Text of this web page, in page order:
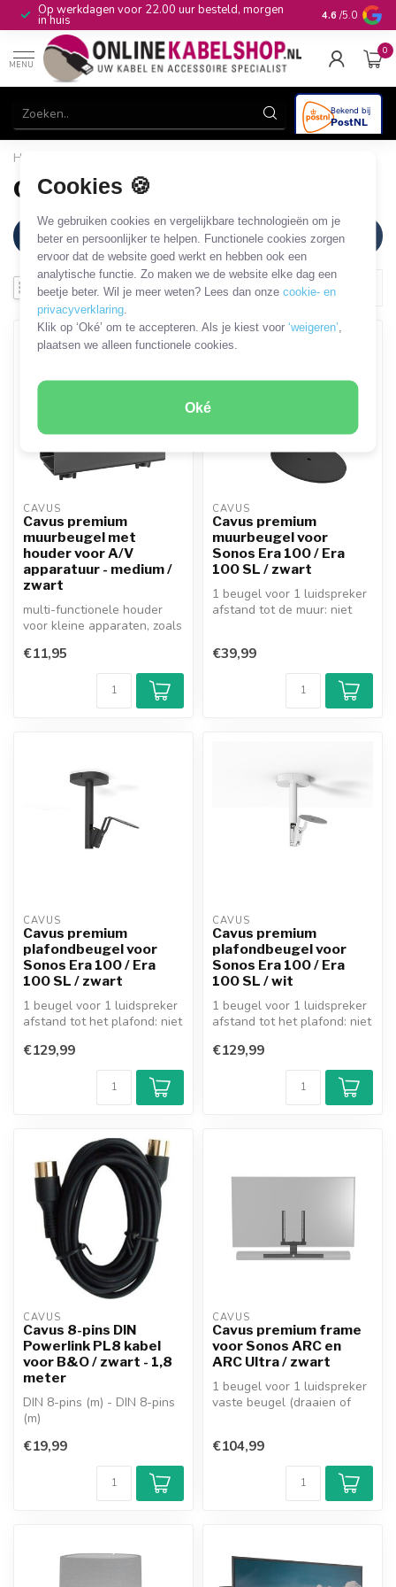
Cookies 🍪
We gebruiken cookies en vergelijkbare technologieën om je
beter en persoonlijker te helpen. Functionele cookies zorgen
ervoor dat de website goed werkt en hebben ook een
analytische functie. Zo maken we de website elke dag een
beetje beter. Wil je meer weten? Lees dan onzecookie- en
privacyverklaring
Klik op ‘Oké’ om te accepteren. Als je kiest voor‘weigeren’
plaatsen we alleen functionele cookies.
Oké
Op werkdagen voor 22.00 uur besteld, morgen
in huis 10+jaar
4.6 /5.0
MENU
0
Home
Cavus
Filters
SALE
CAVUS
Cavus premium
muurbeugel met
houder voor A/V
apparatuur - medium /
zwart
multi-functionele houder
voor kleine apparaten, zoals
...
€11,95
CAVUS
Cavus premium
muurbeugel voor
Sonos Era 100 / Era
100 SL / zwart
1 beugel voor 1 luidspreker
afstand tot de muur: niet
€39,99
CAVUS
Cavus premium
plafondbeugel voor
Sonos Era 100 / Era
100 SL / zwart
1 beugel voor 1 luidspreker
afstand tot het plafond: niet
60° draaibare...
€129,99
CAVUS
Cavus premium
plafondbeugel voor
Sonos Era 100 / Era
100 SL / wit
1 beugel voor 1 luidspreker
afstand tot het plafond: niet
60° draaibare...
€129,99
CAVUS
Cavus 8-pins DIN
Powerlink PL8 kabel
voor B&O / zwart - 1,8
meter
DIN 8-pins (m) - DIN 8-pins
(m)
270°)
kabel: Powerlink...
€19,99
CAVUS
Cavus premium frame
voor Sonos ARC en
ARC Ultra / zwart
1 beugel voor 1 luidspreker
vaste beugel (draaien of
€104,99